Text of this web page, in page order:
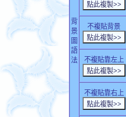
背
景
圖
語
法
不複貼背景
不複貼靠左上
不複貼靠右上